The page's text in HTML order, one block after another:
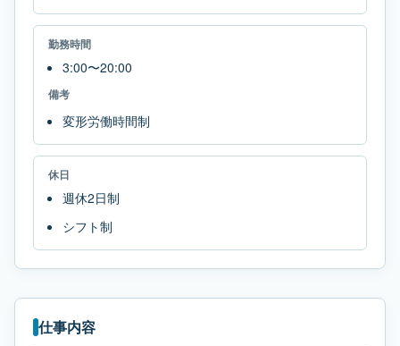
勤務時間
3:00〜20:00
備考
変形労働時間制
休日
週休2日制
シフト制
仕事内容